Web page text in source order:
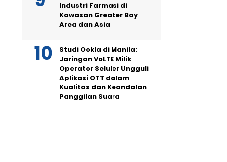
Industri Farmasi di
Kawasan Greater Bay
Area dan Asia
Studi Ookla di Manila:
Jaringan VoLTE Milik
Operator Seluler Ungguli
Aplikasi OTT dalam
Kualitas dan Keandalan
Panggilan Suara